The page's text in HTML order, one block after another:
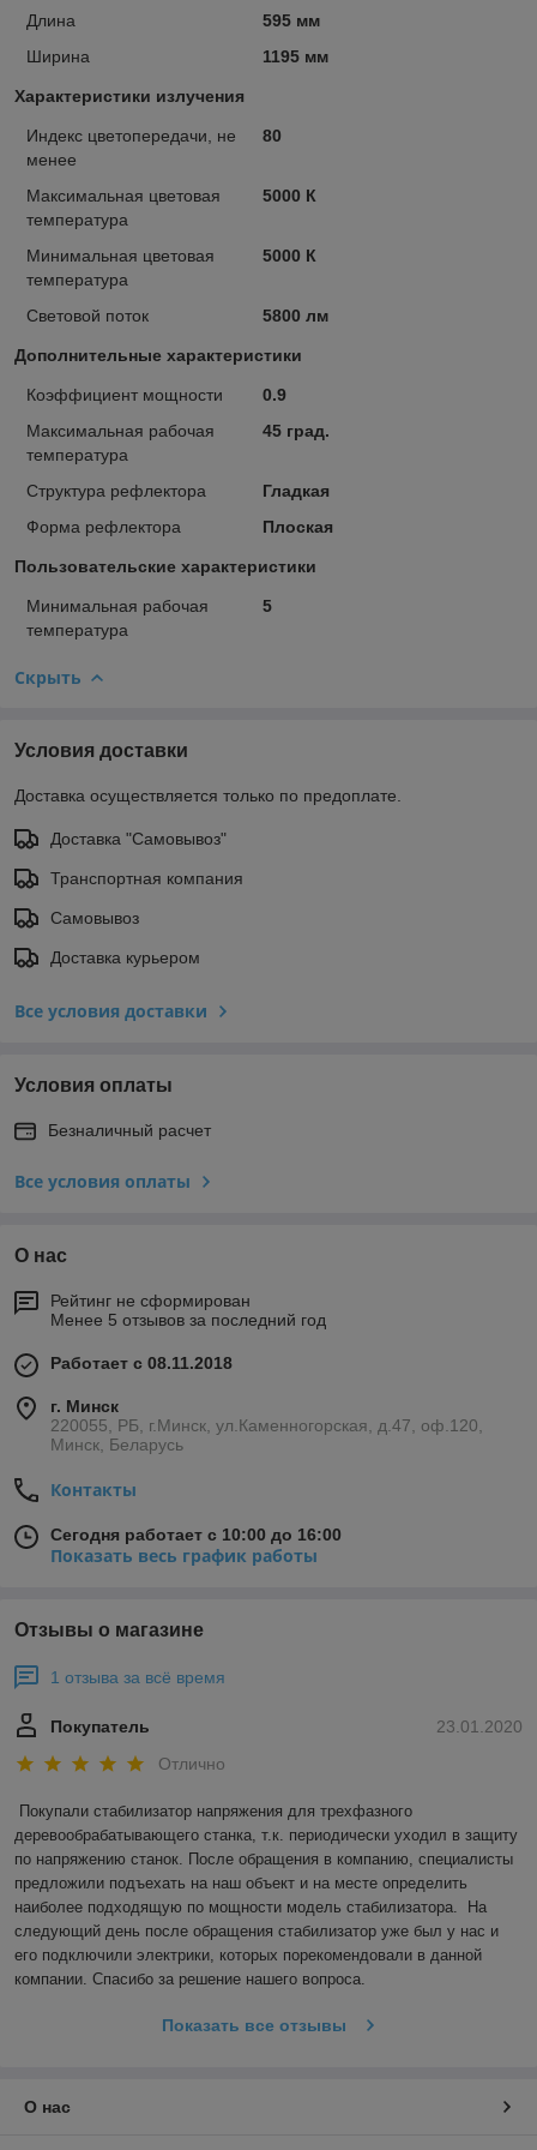
Длина
595 мм
Ширина
1195 мм
Характеристики излучения
Индекс цветопередачи, не
менее
80
Максимальная цветовая
температура
5000 К
Минимальная цветовая
температура
5000 К
Световой поток 5800 лм
Дополнительные характеристики
Коэффициент мощности
0.9
Максимальная рабочая
температура
45 град.
Структура рефлектора
Гладкая
Форма рефлектора
Плоская
Пользовательские характеристики
Минимальная рабочая
температура
5
Скрыть
Условия доставки
Доставка осуществляется только по предоплате.
Доставка "Самовывоз"
Транспортная компания
Самовывоз
Доставка курьером
Все условия доставки
Условия оплаты
Безналичный расчет
Все условия оплаты
О нас
Рейтинг не сформирован
Менее 5 отзывов за последний год
Работает с 08.11.2018
г. Минск
220055, РБ, г.Минск, ул.Каменногорская, д.47, оф.120,
Минск, Беларусь
Контакты
Сегодня работает с 10:00 до 16:00
Показать весь график работы
Отзывы о магазине
1 отзыва за всё время
23.01.2020
Покупатель
Отлично
Покупали стабилизатор напряжения для трехфазного
деревообрабатывающего станка, т.к. периодически уходил в защиту
по напряжению станок. После обращения в компанию, специалисты
предложили подъехать на наш объект и на месте определить
наиболее подходящую по мощности модель стабилизатора.  На
следующий день после обращения стабилизатор уже был у нас и
его подключили электрики, которых порекомендовали в данной
компании. Спасибо за решение нашего вопроса.
Показать все отзывы
О нас